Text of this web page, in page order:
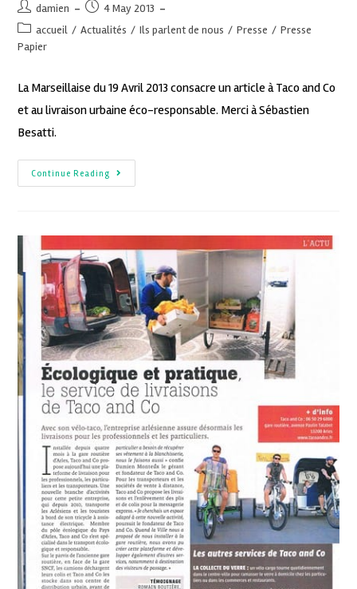
damien
4 May 2013
accueil / Actualités / Ils parlent de nous / Presse / Presse
Papier
La Marseillaise du 19 Avril 2013 consacre un article à Taco and Co
et au livraison urbaine éco-responsable. Merci à Sébastien
Besatti.
Continue Reading